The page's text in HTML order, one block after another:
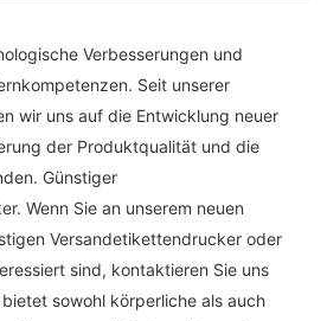
Verbesserungen und
Seit unserer
wir uns auf die Entwicklung neuer
der Produktqualität und die
Günstiger
Wenn Sie an unserem neuen
Versandetikettendrucker oder
sind, kontaktieren Sie uns
sowohl körperliche als auch